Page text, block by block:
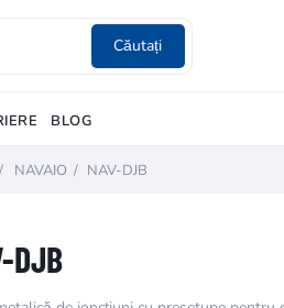
Căutați
BLOG
/ NAVAIO / NAV-DJB
DJB